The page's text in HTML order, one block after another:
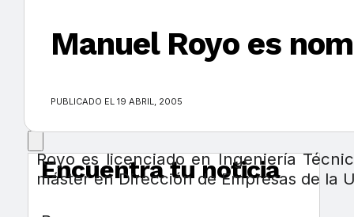
Encuentra tu noticia
Manuel Royo es
PUBLICADO EL 19 ABRIL, 2005
Royo es licenciado en Ingeniería
máster en Dirección de Empresas de la